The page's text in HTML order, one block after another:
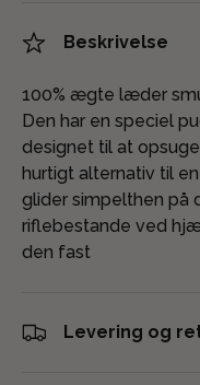
Beskrivelse
100% ægte læder
Den har en speciel
designet til at
hurtigt alternativ til
glider simpelthen
riflebestande ved
den fast
Levering og